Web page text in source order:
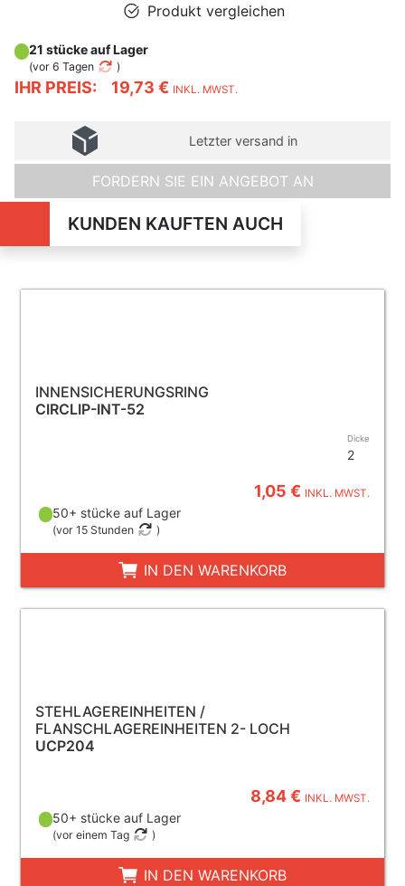
Produkt vergleichen
IHR PREIS: 19,73 € INKL. MWST.
21 stücke auf Lager
(vor 6 Tagen )
Letzter versand in
FORDERN SIE EIN ANGEBOT AN
KUNDEN KAUFTEN AUCH
INNENSICHERUNGSRING
CIRCLIP-INT-52
Dicke
2
1,05 € INKL. MWST.
50+ stücke auf Lager
(vor 15 Stunden )
IN DEN WARENKORB
STEHLAGEREINHEITEN /
FLANSCHLAGEREINHEITEN 2- LOCH
UCP204
8,84 € INKL. MWST.
50+ stücke auf Lager
(vor einem Tag )
IN DEN WARENKORB